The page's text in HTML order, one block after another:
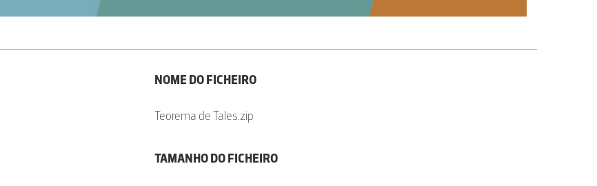
NOME DO FICHEIRO
Teorema de Tales.zip
TAMANHO DO FICHEIRO